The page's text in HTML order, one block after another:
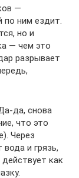
—
по ним ездит.
но и
— чем это
разрывает
да, снова
что это
Через
и грязь,
как